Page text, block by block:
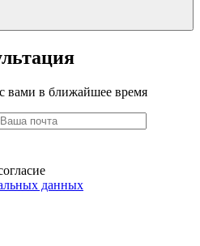
вами в ближайшее время
данных